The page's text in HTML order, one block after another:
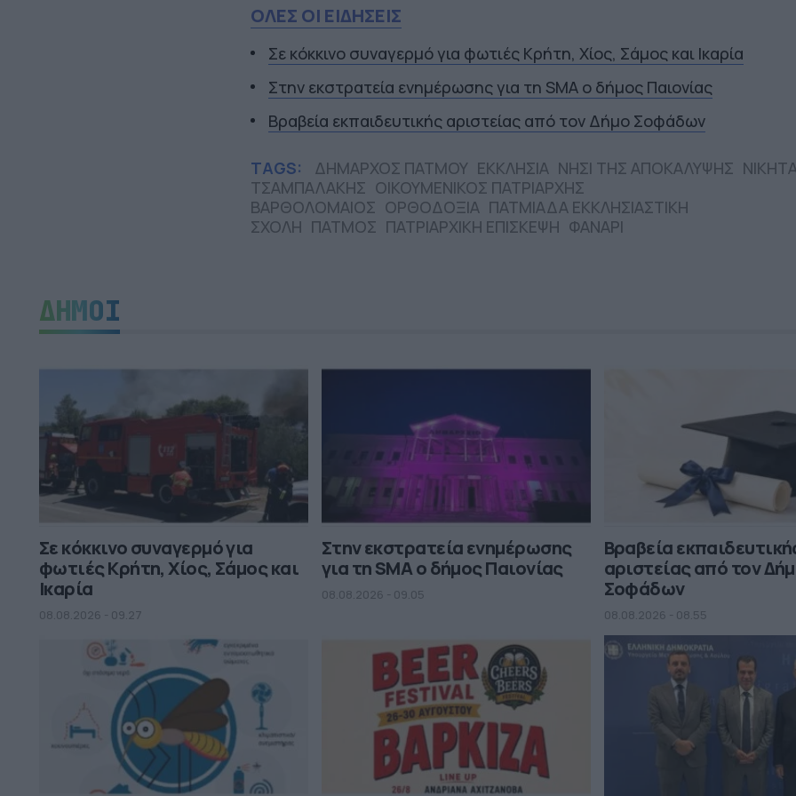
ΟΛΕΣ ΟΙ ΕΙΔΗΣΕΙΣ
Σε κόκκινο συναγερμό για φωτιές Κρήτη, Χίος, Σάμος και Ικαρία
Στην εκστρατεία ενημέρωσης για τη SMA ο δήμος Παιονίας
Βραβεία εκπαιδευτικής αριστείας από τον Δήμο Σοφάδων
TAGS: ΔΗΜΑΡΧΟΣ ΠΑΤΜΟΥ ΕΚΚΛΗΣΙΑ ΝΗΣΙ ΤΗΣ ΑΠΟΚΑΛΥΨΗΣ
ΤΣΑΜΠΑΛΑΚΗΣ ΟΙΚΟΥΜΕΝΙΚΟΣ ΠΑΤΡΙΑΡΧΗΣ
ΒΑΡΘΟΛΟΜΑΙΟΣ ΟΡΘΟΔΟΞΙΑ ΠΑΤΜΙΑΔΑ ΕΚΚΛΗΣΙΑΣΤΙΚΗ
ΣΧΟΛΗ ΠΑΤΜΟΣ ΠΑΤΡΙΑΡΧΙΚΗ ΕΠΙΣΚΕΨΗ ΦΑΝΑΡΙ
ΔΗΜΟΙ
Σε κόκκινο συναγερμό για
φωτιές Κρήτη, Χίος, Σάμος και
Ικαρία
08.08.2026 - 09.27
Στην εκστρατεία ενημέρωσης
για τη SMA ο δήμος Παιονίας
08.08.2026 - 09.05
Βραβεία
αριστείας από τον
Σοφάδων
08.08.2026 - 08.55